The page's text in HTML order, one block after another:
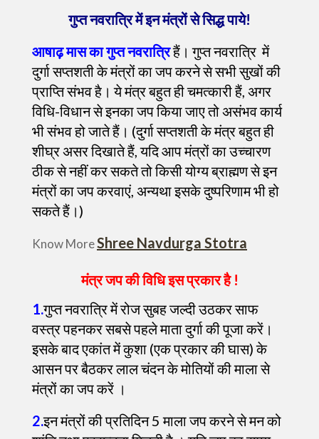
गुप्त नवरात्रि में इन मंत्रों से सिद्ध पाये!
आषाढ़ मास का गुप्त नवरात्रिहैं। गुप्त नवरात्रि में
दुर्गा सप्तशती के मंत्रों का जप करने से सभी सुखों की
प्राप्ति संभव है। ये मंत्र बहुत ही चमत्कारी हैं, अगर
विधि-विधान से इनका जप किया जाए तो असंभव कार्य
भी संभव हो जाते हैं। (दुर्गा सप्तशती के मंत्र बहुत ही
शीघ्र असर दिखाते हैं, यदि आप मंत्रों का उच्चारण
ठीक से नहीं कर सकते तो किसी योग्य ब्राह्मण से इन
मंत्रों का जप करवाएं, अन्यथा इसके दुष्परिणाम भी हो
सकते हैं।)
Know MoreShree Navdurga Stotra
मंत्र जप की विधि इस प्रकार है !
1.गुप्त नवरात्रि में रोज सुबह जल्दी उठकर साफ
वस्त्र पहनकर सबसे पहले माता दुर्गा की पूजा करें।
इसके बाद एकांत में कुशा (एक प्रकार की घास) के
आसन पर बैठकर लाल चंदन के मोतियों की माला से
मंत्रों का जप करें ।
2.इन मंत्रों की प्रतिदिन 5 माला जप करने से मन को